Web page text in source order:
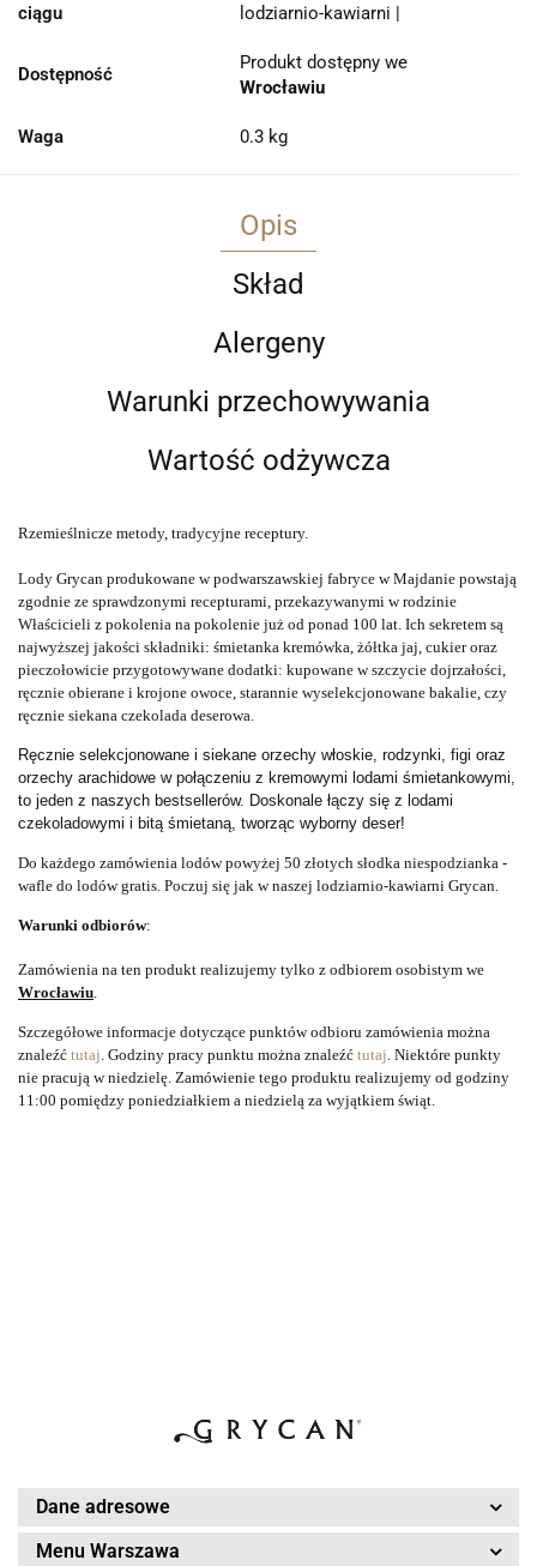
ciągu
lodziarnio-kawiarni |
Dostępność
Produkt dostępny we
Wrocławiu
Waga 0.3 kg
Opis
Skład
Alergeny
Warunki przechowywania
Wartość odżywcza
Rzemieślnicze metody, tradycyjne receptury.
Lody Grycan produkowane w podwarszawskiej fabryce w Majdanie powstają
zgodnie ze sprawdzonymi recepturami, przekazywanymi w rodzinie
Właścicieli z pokolenia na pokolenie już od ponad 100 lat. Ich sekretem są
najwyższej jakości składniki: śmietanka kremówka, żółtka jaj, cukier oraz
pieczołowicie przygotowywane dodatki: kupowane w szczycie dojrzałości,
ręcznie obierane i krojone owoce, starannie wyselekcjonowane bakalie, czy
ręcznie siekana czekolada deserowa.
Ręcznie selekcjonowane i siekane orzechy włoskie, rodzynki, figi oraz
orzechy arachidowe w połączeniu z kremowymi lodami śmietankowymi,
to jeden z naszych bestsellerów. Doskonale łączy się z lodami
czekoladowymi i bitą śmietaną, tworząc wyborny deser!
Do każdego zamówienia lodów powyżej 50 złotych słodka niespodzianka -
wafle do lodów gratis. Poczuj się jak w naszej lodziarnio-kawiarni Grycan.
Warunki odbiorów:
Zamówienia na ten produkt realizujemy tylko z odbiorem osobistym we
Wrocławiu
Szczegółowe informacje dotyczące punktów odbioru zamówienia można
znaleźć tutaj Godziny pracy punktu można znaleźć tutaj . Niektóre punkty
nie pracują w niedzielę. Zamówienie tego produktu realizujemy od godziny
11:00 pomiędzy poniedziałkiem a niedzielą za wyjątkiem świąt.
Dane adresowe
Menu Warszawa